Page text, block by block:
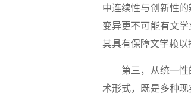
中连续性与创新性
变异更不可能有文
其具有保障文学赖以
第三，从统一性的
术形式，既是多种